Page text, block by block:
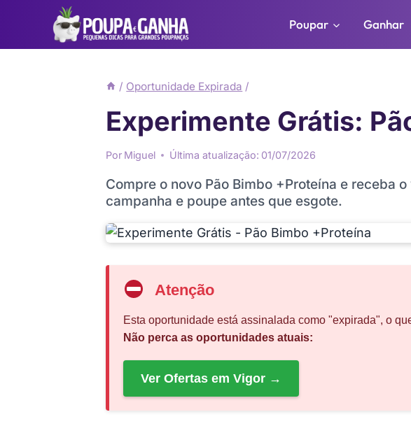
o
Poupar Ganhar
/ Oportunidade Expirada /
Experimente Grátis:
Por Miguel Última atualização: 01/07/2026
Compre o novo Pão Bimbo +Proteína e receba
campanha e poupe antes que esgote.
Atenção
Esta oportunidade está assinalada como "expirada", o
Não perca as oportunidades atuais:
Ver Ofertas em Vigor →